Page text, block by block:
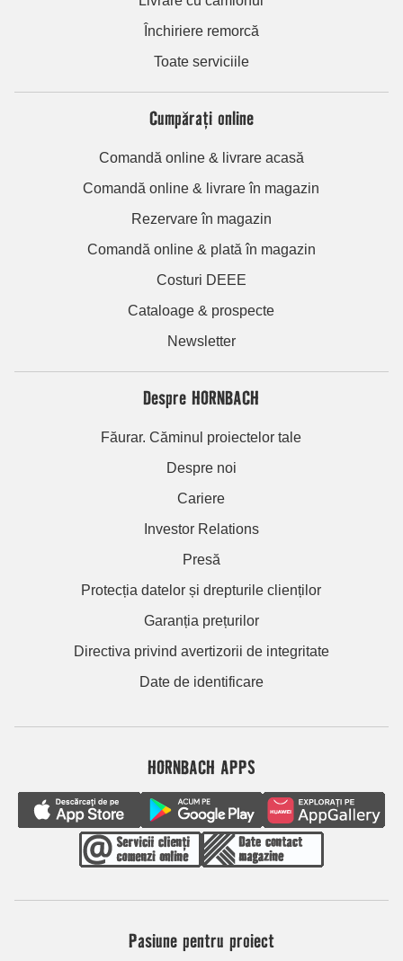
Închiriere remorcă
Toate serviciile
Cumpărați online
Comandă online & livrare acasă
Comandă online & livrare în magazin
Rezervare în magazin
Comandă online & plată în magazin
Costuri DEEE
Cataloage & prospecte
Newsletter
Despre HORNBACH
Făurar. Căminul proiectelor tale
Despre noi
Cariere
Investor Relations
Presă
Protecția datelor și drepturile clienților
Garanția prețurilor
Directiva privind avertizorii de integritate
Date de identificare
HORNBACH APPS
Pasiune pentru proiect